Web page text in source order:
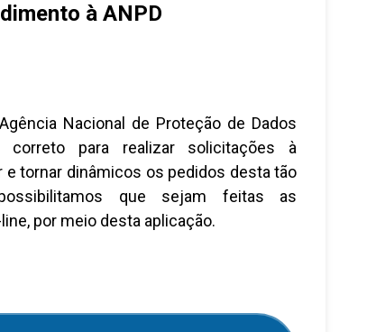
à ANPD
Nacional de Proteção de Dados
correto para realizar solicitações à
e tornar dinâmicos os pedidos desta tão
que sejam feitas as
por meio desta aplicação.